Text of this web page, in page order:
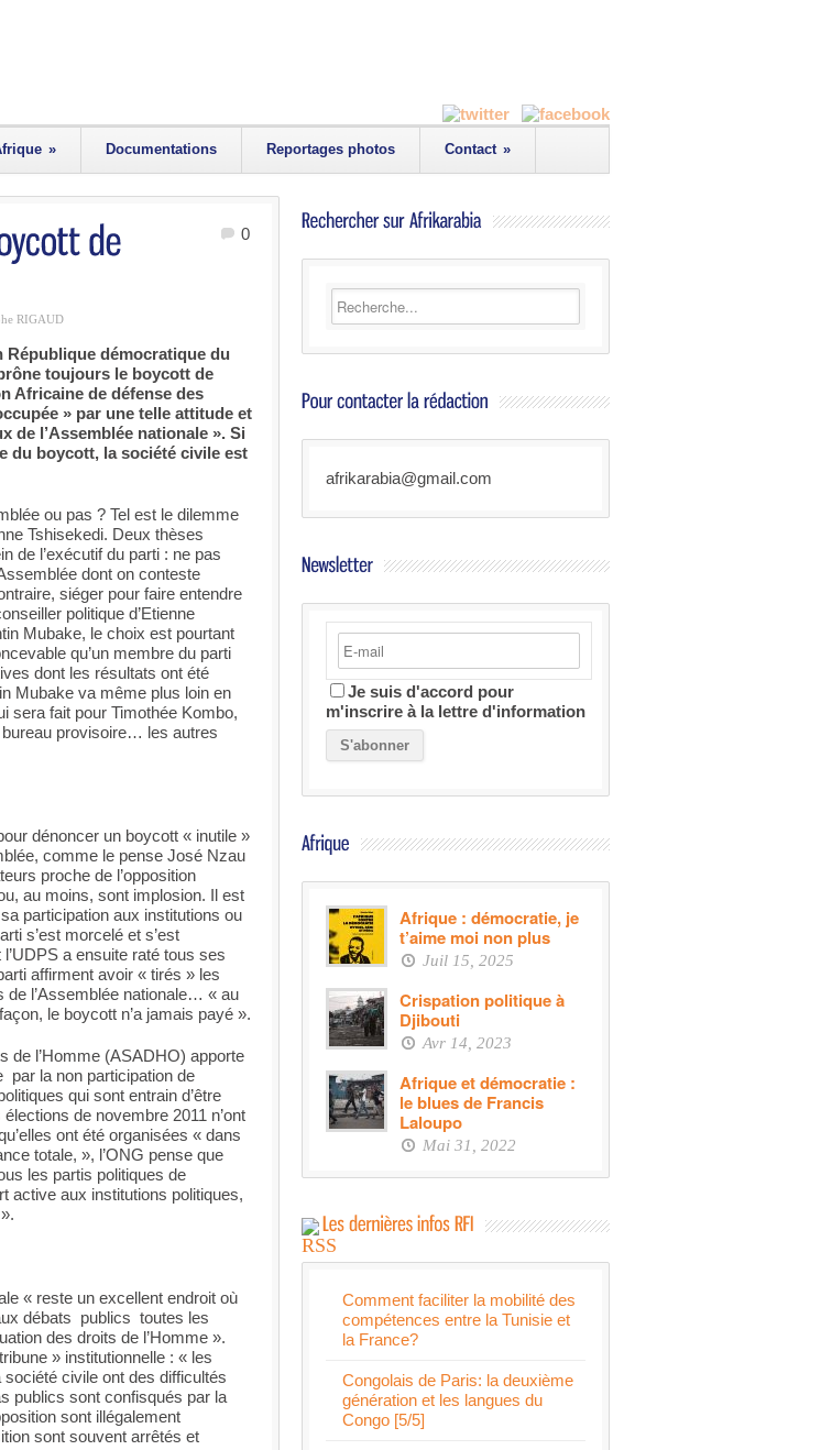
» Documentations Reportages photos Contact »
0
RIGAUD
République démocratique du
toujours le boycott de
Africaine de défense des
» par une telle attitude et
de l’Assemblée nationale ». Si
du boycott, la société civile est
ou pas ? Tel est le dilemme
Tshisekedi. Deux thèses
de l’exécutif du parti : ne pas
dont on conteste
siéger pour faire entendre
politique d’Etienne
Mubake, le choix est pourtant
qu’un membre du parti
dont les résultats ont été
Mubake va même plus loin en
sera fait pour Timothée Kombo,
bureau provisoire… les autres
dénoncer un boycott « inutile »
comme le pense José Nzau
proche de l’opposition
au moins, sont implosion. Il est
participation aux institutions ou
s’est morcelé et s’est
a ensuite raté tous ses
affirment avoir « tirés » les
de l’Assemblée nationale… « au
le boycott n’a jamais payé ».
de l’Homme (ASADHO) apporte
par la non participation de
qui sont entrain d’être
de novembre 2011 n’ont
ont été organisées « dans
totale, », l’ONG pense que
les partis politiques de
active aux institutions politiques,
« reste un excellent endroit où
débats publics toutes les
des droits de l’Homme ».
» institutionnelle : « les
société civile ont des difficultés
publics sont confisqués par la
sont illégalement
sont souvent arrêtés et
afrikarabia@gmail.com
Je suis d'accord pour
m'inscrire à la lettre d'information
Afrique : démocratie, je
t’aime moi non plus
Juil 15, 2025
Crispation politique à
Djibouti
Avr 14, 2023
Afrique et démocratie :
le blues de Francis
Laloupo
Mai 31, 2022
Comment faciliter la mobilité des
compétences entre la Tunisie et
la France?
Congolais de Paris: la deuxième
génération et les langues du
Congo [5/5]